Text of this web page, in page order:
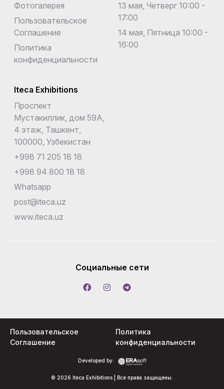
Фотогалерея
Пользовательское
Соглашение
Политика
конфиденциальности
13 мая, Четверг 10:00 -
17:00
14 мая, Пятница 10:00 -
16:00
Iteca Exhibitions
Проспект
Мустакиллик, дом 59А,
4 этаж, Ташкент,
100000, Узбекистан
+998 71 205 18 18
+998 94 800 18 18
Whatsapp
post@iteca.uz
www.iteca.uz
Социальные сети
© 2026 Iteca Exhibitions | Все права защищены.
Developed by:
Пользовательское
Соглашение
Политика
конфиденциальности